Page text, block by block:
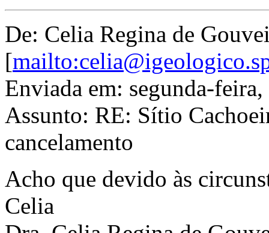
De: Celia Regina de
[
Enviada em: segunda-
Assunto: RE: Sítio
cancelamento
Acho que devido às
Celia